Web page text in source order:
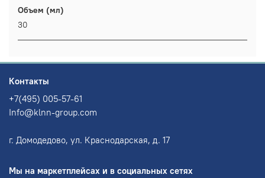
Объем (мл)
30
Контакты
+7(495) 005-57-61
Info@klnn-group.com
г. Домодедово, ул. Краснодарская, д. 17
Мы на маркетплейсах и в социальных сетях